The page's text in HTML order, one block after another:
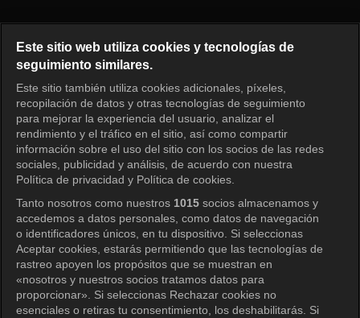
Iniciar sesión
Este sitio web utiliza cookies y tecnologías de
seguimiento similares.
Este sitio también utiliza cookies adicionales, píxeles,
recopilación de datos y otras tecnologías de seguimiento
para mejorar la experiencia del usuario, analizar el
rendimiento y el tráfico en el sitio, así como compartir
información sobre el uso del sitio con los socios de las redes
sociales, publicidad y análisis, de acuerdo con nuestra
Política de privacidad y Política de cookies.
Tanto nosotros como nuestros 1015 socios almacenamos y
accedemos a datos personales, como datos de navegación
o identificadores únicos, en tu dispositivo. Si seleccionas
Aceptar cookies, estarás permitiendo que las tecnologías de
rastreo apoyen los propósitos que se muestran en
«nosotros y nuestros socios tratamos datos para
proporcionar». Si seleccionas Rechazar cookies no
esenciales o retiras tu consentimiento, los deshabilitarás. Si